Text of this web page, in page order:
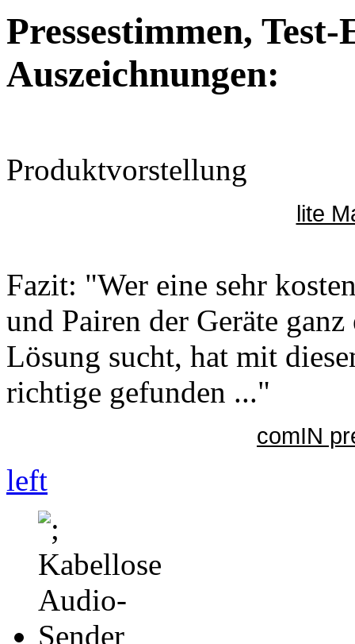
Pressestimmen,
Auszeichnungen:
Produktvorstellung
lite
Fazit: "Wer eine sehr
und Pairen der Geräte
Lösung sucht, hat mit
richtige gefunden ..."
comIN
left